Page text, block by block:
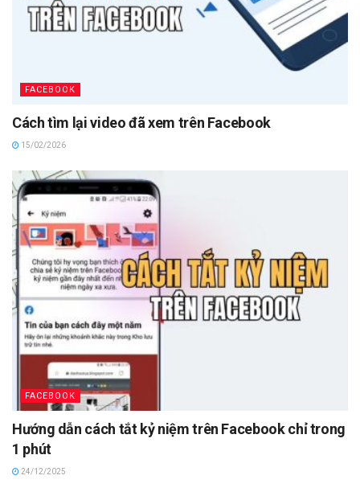
FACEBOOK
Cách tìm lại video đã xem trên Facebook
15/02/2026
FACEBOOK
Hướng dẫn cách tắt kỷ niệm trên Facebook chỉ trong
1 phút
24/12/2025